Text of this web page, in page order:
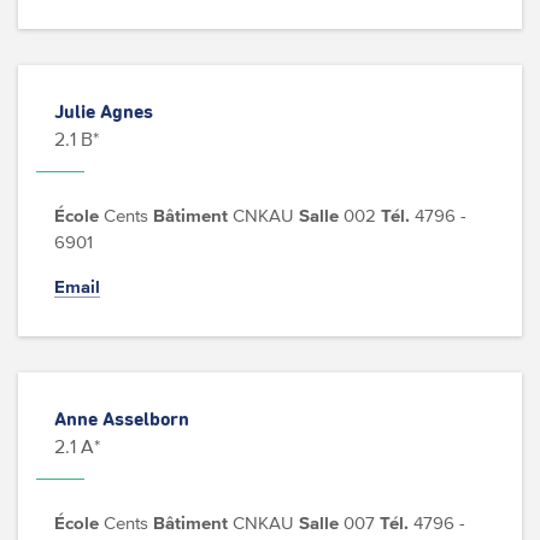
Julie Agnes
2.1 B*
École Cents Bâtiment CNKAU Salle 002 Tél. 4796 -
6901
Email
Anne Asselborn
2.1 A*
École Cents Bâtiment CNKAU Salle 007 Tél. 4796 -